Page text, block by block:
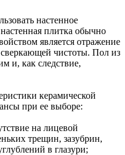
настенное
плитка обычно
является отражение
сверкающей чистоты. Пол из
и, как следствие,
керамической
при ее выборе:
на лицевой
трещин, зазубрин,
в глазури;